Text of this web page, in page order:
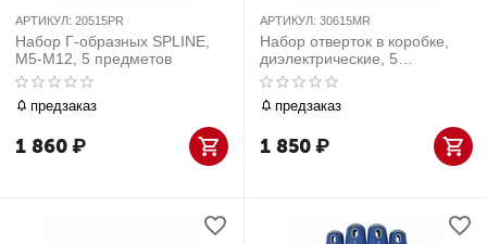
АРТИКУЛ: 20515PR
Набор Г-образных SPLINE,
M5-M12, 5 предметов
предзаказ
1 860₽
АРТИКУЛ: 30615MR
Набор отверток в коробке,
диэлектрические, 5
предметов KING TONY
30615MR
предзаказ
1 850₽